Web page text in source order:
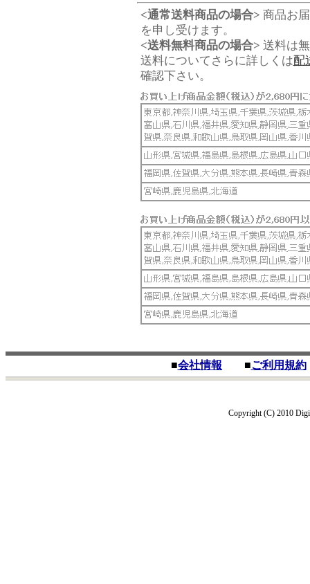
<通常送料商品の場合> 商品お
を申し受けます。
<送料無料商品の場合> 送料は
送料についてさらに詳しくは配
確認下さい。
■会社情報 ■ご利用規約
Copyright (C) 2010